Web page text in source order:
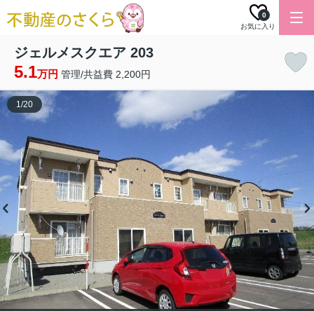
お気に入り
0
ジェルメスクエア 203
5.1万円 管理/共益費 2,200円
1/20